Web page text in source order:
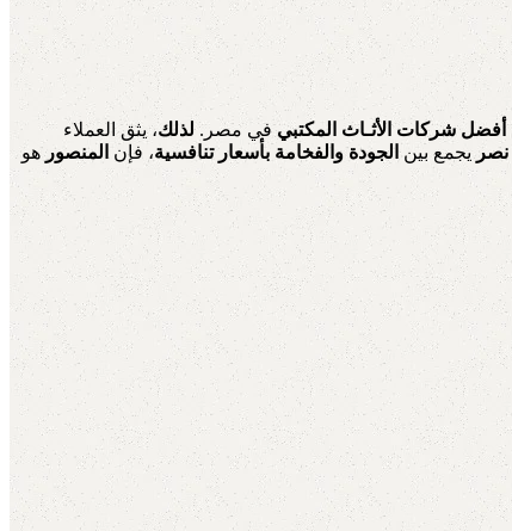
أفضل شركات الأثـاث المكتبيفي مصر.لذلك، يثق العملاء
نصر يجمع بين الجودة والفخامة بأسعار تنافسية، فإن المنصورهو